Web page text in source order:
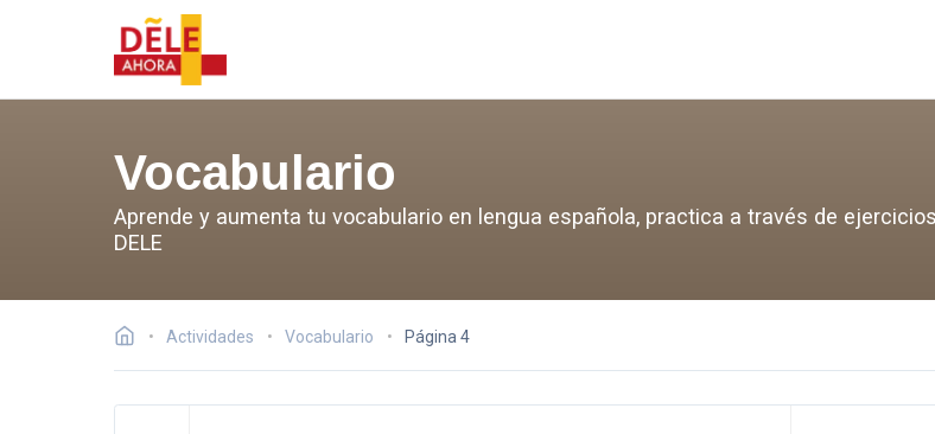
Vocabulario
Aprende y aumenta tu vocabulario en lengua española, practica a través de
DELE
Actividades Vocabulario Página 4